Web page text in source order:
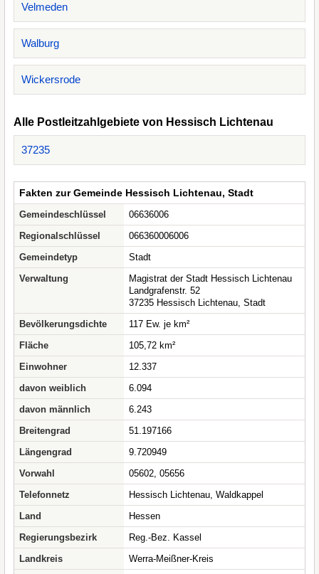
Velmeden
Walburg
Wickersrode
Alle Postleitzahlgebiete von Hessisch Lichtenau
37235
Fakten zur Gemeinde Hessisch Lichtenau, Stadt
Gemeindeschlüssel
06636006
Regionalschlüssel
066360006006
Gemeindetyp
Stadt
Verwaltung
Magistrat der Stadt Hessisch Lichtenau
Landgrafenstr. 52
37235 Hessisch Lichtenau, Stadt
Bevölkerungsdichte
117 Ew. je km²
Fläche
105,72 km²
Einwohner
12.337
davon weiblich
6.094
davon männlich
6.243
Breitengrad
51.197166
Längengrad
9.720949
Vorwahl
05602, 05656
Telefonnetz
Hessisch Lichtenau, Waldkappel
Land
Hessen
Regierungsbezirk
Reg.-Bez. Kassel
Landkreis
Werra-Meißner-Kreis